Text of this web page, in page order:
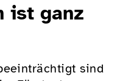
ist ganz
sind